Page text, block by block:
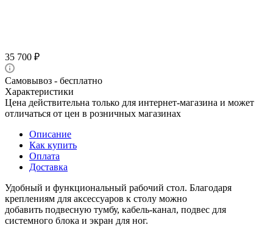
35 700 ₽
Самовывоз - бесплатно
Характеристики
Цена действительна только для интернет-магазина и может
отличаться от цен в розничных магазинах
Описание
Как купить
Оплата
Доставка
Удобный и функциональный рабочий стол. Благодаря
креплениям для аксессуаров к столу можно
добавить подвесную тумбу, кабель-канал, подвес для
системного блока и экран для ног.